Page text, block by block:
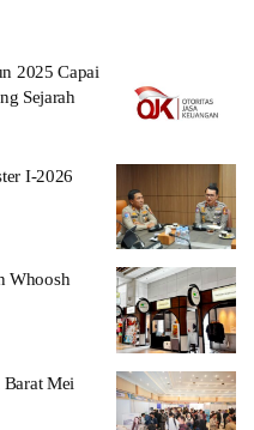
2025 Capai
Sejarah
I-2026
Whoosh
Barat Mei